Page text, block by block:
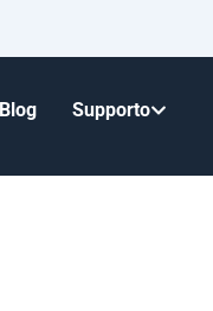
Blog Supporto